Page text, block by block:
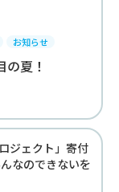
お知らせ
夏！